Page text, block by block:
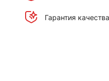
Гарантия